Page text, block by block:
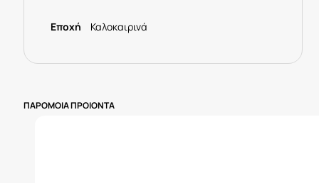
Εποχή Καλοκαιρινά
ΠΑΡΟΜΟΙΑ ΠΡΟΙΟΝΤΑ